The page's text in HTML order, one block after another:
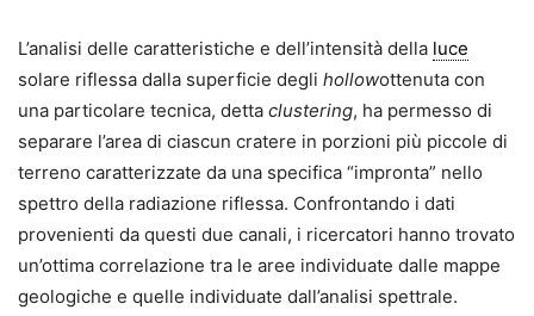
L’analisi delle caratteristiche e dell’intensità della luce
solare riflessa dalla superficie degli hollowottenuta con
una particolare tecnica, detta clustering, ha permesso di
separare l’area di ciascun cratere in porzioni più piccole di
terreno caratterizzate da una specifica “impronta” nello
spettro della radiazione riflessa. Confrontando i dati
provenienti da questi due canali, i ricercatori hanno trovato
un’ottima correlazione tra le aree individuate dalle mappe
geologiche e quelle individuate dall’analisi spettrale.